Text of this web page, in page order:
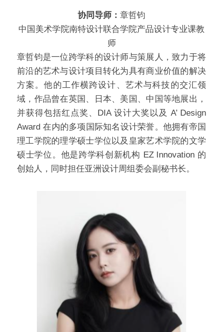
协同导师： 章哲钧
中国美术学院南特设计联合学院产品设计专业课教
师
章哲钧是一位跨学科的设计师与策展人，致力于将
前沿的艺术与设计项目转化为具有商业价值的解决
方案。他的工作横跨设计、艺术与科技的交汇领
域，作品曾在英国、日本、美国、中国等地展出，
并获得包括红点奖、DIA 设计大奖以及 A’ Design
Award 在内的多项国际知名设计荣誉。他拥有帝国
理工学院的理学硕士学位以及皇家艺术学院的文学
硕士学位。他是跨学科创新机构 EZ Innovation 的
创始人，同时担任亚洲设计周组委会副秘书长。